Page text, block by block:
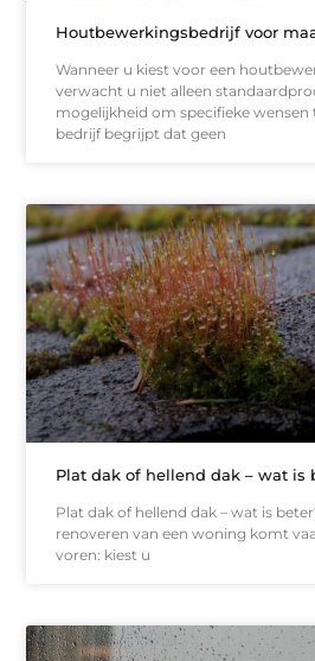
Houtbewerkingsbedrijf voor
Wanneer u kiest voor een
verwacht u niet alleen
mogelijkheid om specifieke wensen
bedrijf begrijpt dat geen
Plat dak of hellend dak – wat is
Plat dak of hellend dak – wat is
renoveren van een woning komt
voren: kiest u